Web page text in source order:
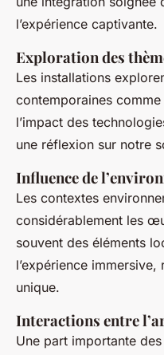
l’expérience captivante.
Exploration des
Les installations
contemporaines comme
l’impact des
une réflexion sur notre
Influence de
Les contextes
considérablement les
souvent des éléments
l’expérience
unique.
Interactions entre
Une part importante